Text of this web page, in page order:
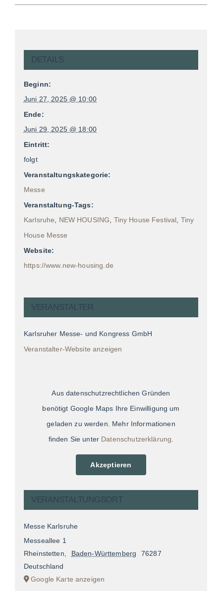
DETAILS
Beginn:
Juni 27, 2025 @ 10:00
Ende:
Juni 29, 2025 @ 18:00
Eintritt:
folgt
Veranstaltungskategorie:
Messe
Veranstaltung-Tags:
Karlsruhe, NEW HOUSING, Tiny House Festival, Tiny
House Messe
Website:
https://www.new-housing.de
VERANSTALTER
Karlsruher Messe- und Kongress GmbH
Veranstalter-Website anzeigen
VERANSTALTUNGSORT
Messe Karlsruhe
Messeallee 1
Rheinstetten, Baden-Württemberg
76287
Deutschland
Google Karte anzeigen
Aus datenschutzrechtlichen Gründen
benötigt Google Maps Ihre Einwilligung um
geladen zu werden. Mehr Informationen
finden Sie unter Datenschutzerklärung.
Akzeptieren